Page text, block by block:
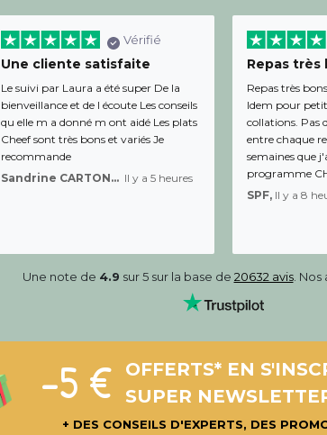
Vérifié
Une cliente satisfaite
Le suivi par Laura a été super De la
bienveillance et de l écoute Les conseils
qu elle m a donné m ont aidé Les plats
Cheef sont très bons et variés Je
recommande
Sandrine CARTON-BRACQ, Il y a 5 heures
Repas très
Repas très
Idem pour
collations. Pas
entre chaque
semaines que
programme
SPF, Il y a 8
Une note de 4.9 sur 5 sur la base de 20632 avis. Nos
-5 €
OFFERTS* EN
SUPER
+ DES CONSEILS D'EXPERTS, DES